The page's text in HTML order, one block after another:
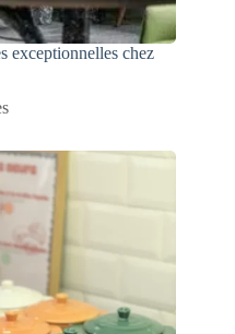
exceptionnelles chez